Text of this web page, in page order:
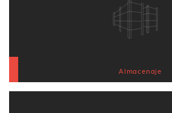
Almacenaje